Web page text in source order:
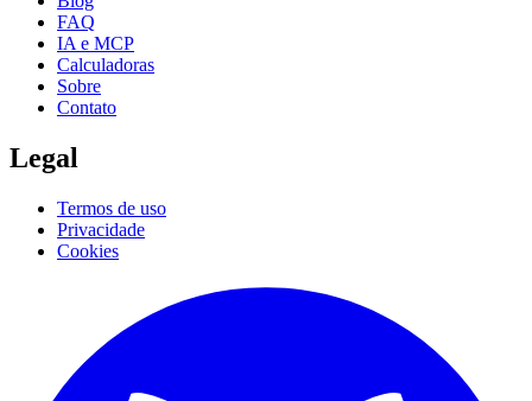
FAQ
IA e MCP
Calculadoras
Sobre
Contato
Legal
Termos de uso
Privacidade
Cookies